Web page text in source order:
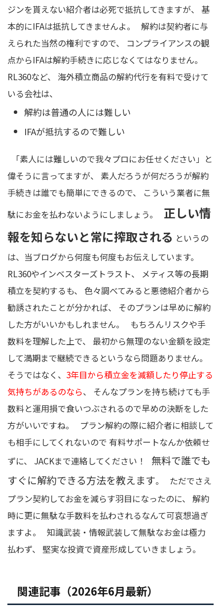
ジンを貰えない紹介者は必死で抵抗してきますが、 基
本的にIFAは抵抗してきませんよ。 解約は契約者に与
えられた当然の権利ですので、 コンプライアンスの観
点からIFAは解約手続きに応じなくてはなりません。
RL360など、 海外積立商品の解約代行を有料で受けて
いる会社は、
解約は普通の人には難しい
IFAが抵抗するので難しい
「素人には難しいので我々プロにお任せください」と
偉そうに言ってますが、 素人だろうが何だろうが解約
手続きは誰でも簡単にできるので、 こういう業者に無
駄にお金を払わないようにしましょう。 正しい情
報を知らないと常に搾取される というの
は、当ブログから何度も何度もお伝えしています。
RL360やインベスターズトラスト、 メティス等の長期
積立を契約するも、 色々調べてみると悪徳紹介者から
勧誘されたことが分かれば、 そのプランは早めに解約
した方がいいかもしれません。 もちろんリスクや手
数料を理解した上で、 最初から無理のない金額を設定
して満期まで継続できるというなら問題ありません。
そうではなく、 3年目から積立金を減額したり停止する
気持ちがあるのなら、 そんなプランを持ち続けても手
数料と運用損で食いつぶされるので早めの決断をした
方がいいですね。 プラン解約の際に紹介者に相談して
も相手にしてくれないので 有料サポートなんか依頼せ
ずに、 JACKまで連絡してください！ 無料で誰でも
すぐに解約できる方法を教えます。 ただでさえ
プラン契約してお金を減らす羽目になったのに、 解約
時に更に無駄な手数料を払わされるなんて可哀想過ぎ
ますよ。 知識武装・情報武装して無駄なお金は極力
払わず、 堅実な投資で資産形成していきましょう。
関連記事（2026年6月最新）